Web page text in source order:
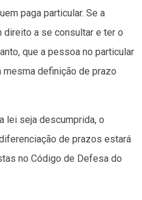
paga particular. Se a
direito a se consultar e ter o
que a pessoa no particular
mesma definição de prazo
lei seja descumprida, o
de prazos estará
no Código de Defesa do